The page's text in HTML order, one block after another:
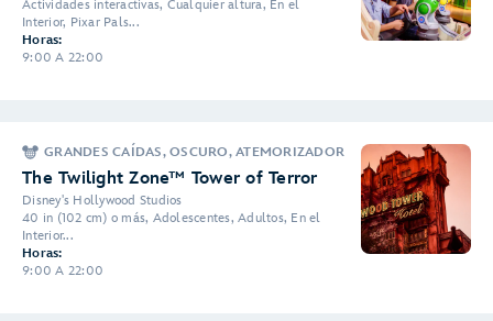
Actividades interactivas, Cualquier altura, En el
Interior, Pixar Pals...
Horas:
9:00 A 22:00
GRANDES CAÍDAS, OSCURO, ATEMORIZADOR
The Twilight Zone™ Tower of Terror
Disney's Hollywood Studios
40 in (102 cm) o más, Adolescentes, Adultos, En el
Interior...
Horas:
9:00 A 22:00